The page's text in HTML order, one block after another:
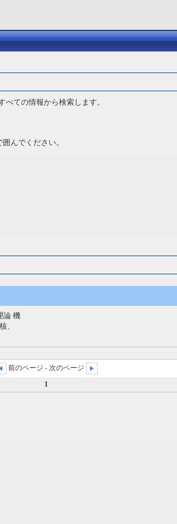
ての情報から検索します。
んでください。
論 機
、
前のページ - 次のページ
1